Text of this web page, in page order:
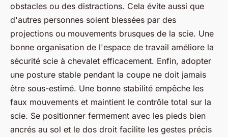
obstacles ou des distractions. Cela évite aussi que
d'autres personnes soient blessées par des
projections ou mouvements brusques de la scie. Une
bonne organisation de l'espace de travail améliore la
sécurité scie à chevalet efficacement. Enfin, adopter
une posture stable pendant la coupe ne doit jamais
être sous-estimé. Une bonne stabilité empêche les
faux mouvements et maintient le contrôle total sur la
scie. Se positionner fermement avec les pieds bien
ancrés au sol et le dos droit facilite les gestes précis